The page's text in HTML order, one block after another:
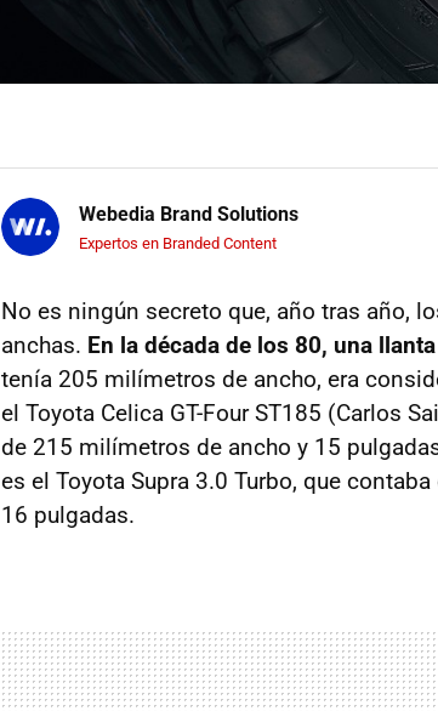
Webedia Brand Solutions
Expertos en Branded Content
No es ningún secreto que, año tras año,
anchas. En la década de los 80, una
tenía 205 milímetros de ancho, era
el Toyota Celica GT-Four ST185 (Carlos
de 215 milímetros de ancho y 15
es el Toyota Supra 3.0 Turbo, que
16 pulgadas.